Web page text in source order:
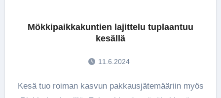
Mökkipaikkakuntien lajittelu tuplaantuu
kesällä
11.6.2024
Kesä tuo roiman kasvun pakkausjätemääriin myös